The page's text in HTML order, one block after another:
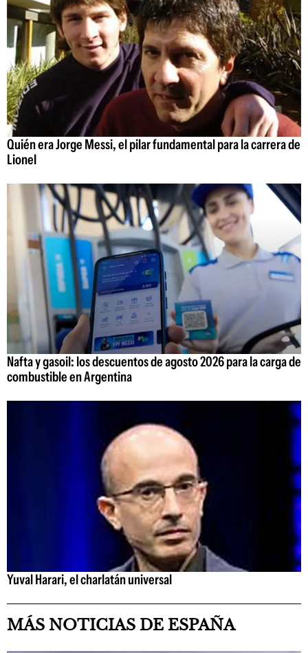
Quién era Jorge Messi, el pilar fundamental para la carrera de
Lionel
Nafta y gasoil: los descuentos de agosto 2026 para la carga de
combustible en Argentina
Yuval Harari, el charlatán universal
MÁS NOTICIAS DE ESPAÑA